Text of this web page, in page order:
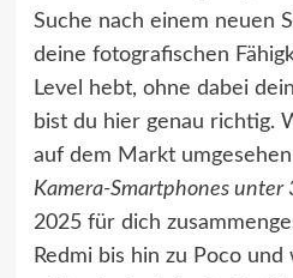
Suche nach einem neuen
deine fotografischen
Level hebt, ohne dabei
bist du hier genau richtig.
auf dem Markt
Kamera-Smartphones unter
2025 für dich
Redmi bis hin zu Poco